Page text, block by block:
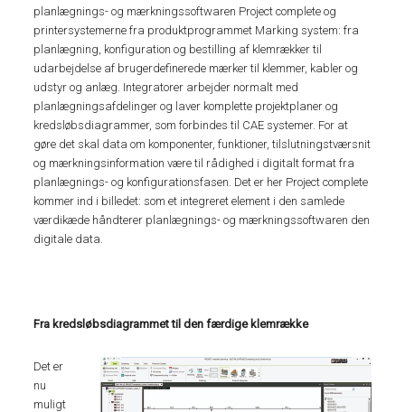
planlægnings- og mærkningssoftwaren Project complete og
printersystemerne fra produktprogrammet Marking system: fra
planlægning, konfiguration og bestilling af klemrækker til
udarbejdelse af brugerdefinerede mærker til klemmer, kabler og
udstyr og anlæg. Integratorer arbejder normalt med
planlægningsafdelinger og laver komplette projektplaner og
kredsløbsdiagrammer, som forbindes til CAE systemer. For at
gøre det skal data om komponenter, funktioner, tilslutningstværsnit
og mærkningsinformation være til rådighed i digitalt format fra
planlægnings- og konfigurationsfasen. Det er her Project complete
kommer ind i billedet: som et integreret element i den samlede
værdikæde håndterer planlægnings- og mærkningssoftwaren den
digitale data.
Fra kredsløbsdiagrammet til den færdige klemrække
Det er
nu
muligt